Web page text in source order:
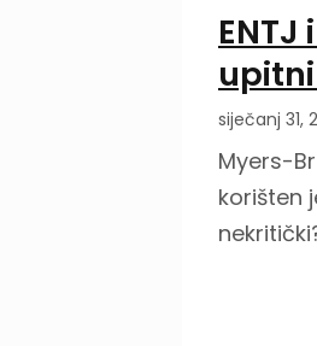
ENTJ
siječanj 31,
Myers-
korišten